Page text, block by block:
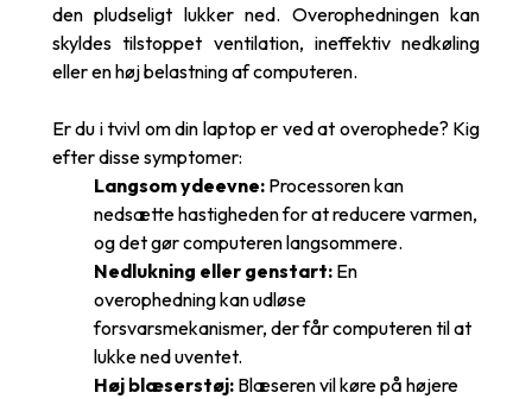
den pludseligt lukker ned. Overophedningen kan
skyldes tilstoppet ventilation, ineffektiv nedkøling
eller en høj belastning af computeren.
Er du i tvivl om din laptop er ved at overophede? Kig
efter disse symptomer:
Langsom ydeevne: Processoren kan
nedsætte hastigheden for at reducere varmen,
og det gør computeren langsommere.
Nedlukning eller genstart: En
overophedning kan udløse
forsvarsmekanismer, der får computeren til at
lukke ned uventet.
Høj blæserstøj: Blæseren vil køre på højere